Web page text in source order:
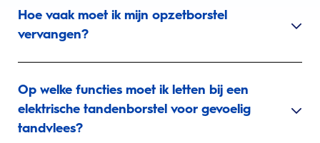
Hoe vaak moet ik mijn opzetborstel
vervangen?
Op welke functies moet ik letten bij een
elektrische tandenborstel voor gevoelig
tandvlees?